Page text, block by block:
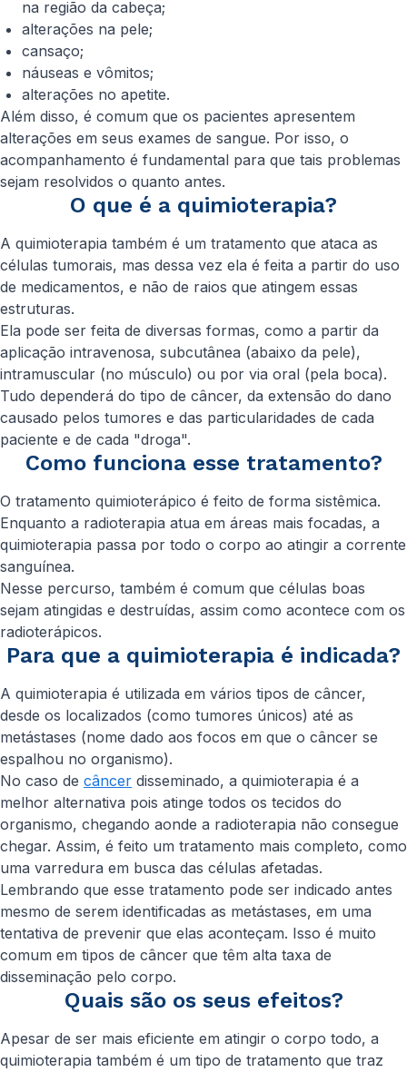
na região da cabeça;
alterações na pele;
cansaço;
náuseas e vômitos;
alterações no apetite.
Além disso, é comum que os pacientes apresentem
alterações em seus exames de sangue. Por isso, o
acompanhamento é fundamental para que tais problemas
sejam resolvidos o quanto antes.
O que é a quimioterapia?
A quimioterapia também é um tratamento que ataca as
células tumorais, mas dessa vez ela é feita a partir do uso
de medicamentos, e não de raios que atingem essas
estruturas.
Ela pode ser feita de diversas formas, como a partir da
aplicação intravenosa, subcutânea (abaixo da pele),
intramuscular (no músculo) ou por via oral (pela boca).
Tudo dependerá do tipo de câncer, da extensão do dano
causado pelos tumores e das particularidades de cada
paciente e de cada "droga".
Como funciona esse tratamento?
O tratamento quimioterápico é feito de forma sistêmica.
Enquanto a radioterapia atua em áreas mais focadas, a
quimioterapia passa por todo o corpo ao atingir a corrente
sanguínea.
Nesse percurso, também é comum que células boas
sejam atingidas e destruídas, assim como acontece com os
radioterápicos.
Para que a quimioterapia é indicada?
A quimioterapia é utilizada em vários tipos de câncer,
desde os localizados (como tumores únicos) até as
metástases (nome dado aos focos em que o câncer se
espalhou no organismo).
No caso de câncer disseminado, a quimioterapia é a
melhor alternativa pois atinge todos os tecidos do
organismo, chegando aonde a radioterapia não consegue
chegar. Assim, é feito um tratamento mais completo, como
uma varredura em busca das células afetadas.
Lembrando que esse tratamento pode ser indicado antes
mesmo de serem identificadas as metástases, em uma
tentativa de prevenir que elas aconteçam. Isso é muito
comum em tipos de câncer que têm alta taxa de
disseminação pelo corpo.
Quais são os seus efeitos?
Apesar de ser mais eficiente em atingir o corpo todo, a
quimioterapia também é um tipo de tratamento que traz